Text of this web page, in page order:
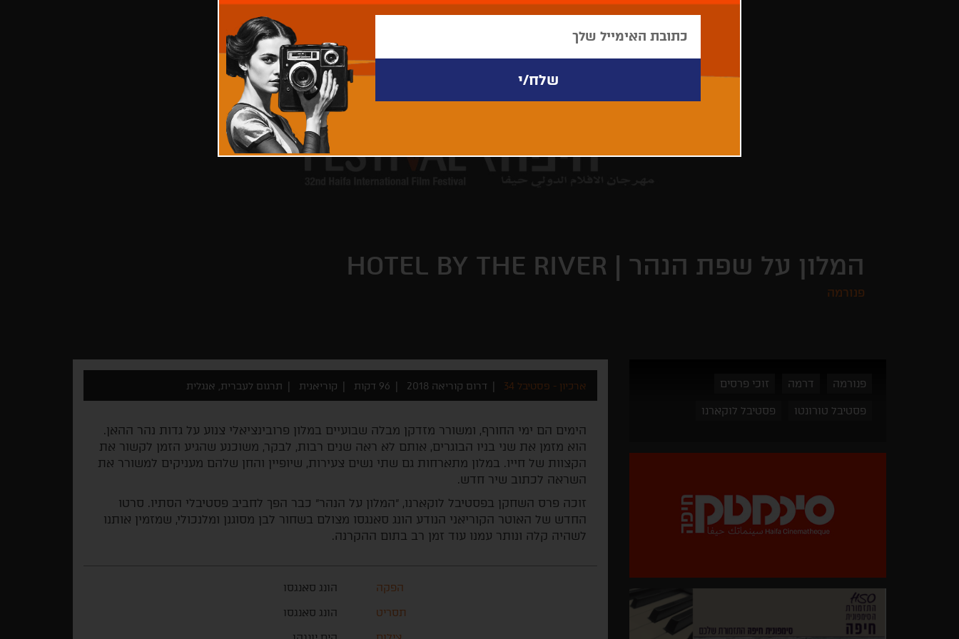
המלון על שפת הנהר | HOTEL BY THE RIVER
פנורמה
פנורמה דרמה זוכי פרסים
פסטיבל טורונטו פסטיבל לוקארנו
ארכיון - פסטיבל 34 דרום קוריאה 2018 96 דקות קוריאנית תרגום לעברית, אנגלית
הימים הם ימי החורף, ומשורר מזדקן מבלה שבועיים במלון פרובינציאלי צנוע על גדות נהר ההאן.
הוא מזמן את שני בניו הבוגרים, אותם לא ראה שנים רבות, לבקר, משוכנע שהגיע הזמן לקשור את
הקצוות של חייו. במלון מתארחות גם שתי נשים צעירות, שיופיין והחן שלהם מעניקים למשורר את
השראה לכתוב שיר חדש.
זוכה פרס השחקן בפסטיבל לוקארנו, "המלון על הנהר" כבר הפך לחביב פסטיבלי הסתיו. סרטו
החדש של האוטר הקוריאני הנודע הונג סאנגסו מצולם בשחור לבן מסוגנן ומלנכולי, שמזמין אותנו
לשהיה קלה ונותר עמנו עוד זמן רב בתום ההקרנה.
הפקה
הונג סאנגסו
תסריט
הונג סאנגסו